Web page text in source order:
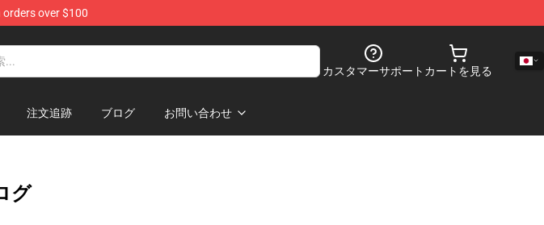
over $100
カスタマーサポート カートを見る
注文追跡 ブログ お問い合わせ
グ